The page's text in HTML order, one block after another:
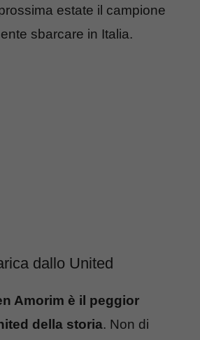
estate il campione
sbarcare in Italia.
dallo United
Amorim è il peggior
della storia. Non di